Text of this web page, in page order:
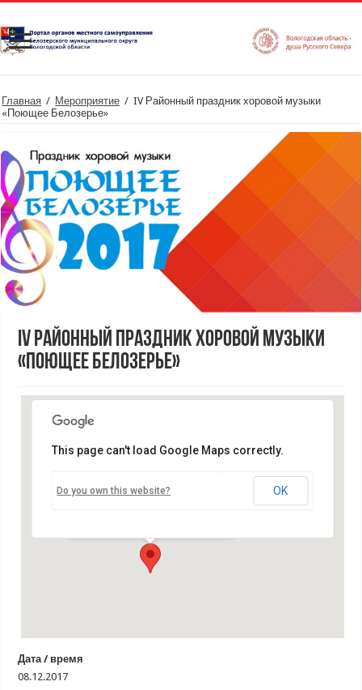
Главная / Мероприятие / IV Районный праздник хоровой музыки
«Поющее Белозерье»
IV Районный праздник хоровой музыки
«Поющее Белозерье»
Дом культуры
This page can't load Google Maps correctly.
Do you own this website? OK
Дата / время
08.12.2017